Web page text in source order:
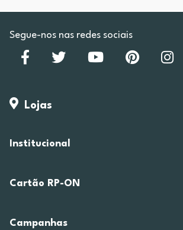
Segue-nos nas redes sociais
Lojas
Institucional
Cartão RP-ON
Campanhas